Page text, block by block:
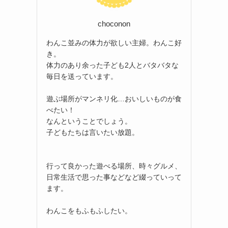
choconon
わんこ並みの体力が欲しい主婦。わんこ好
き。
体力のあり余った子ども2人とバタバタな
毎日を送っています。
遊ぶ場所がマンネリ化…おいしいものが食
べたい！
なんということでしょう。
子どもたちは言いたい放題。
行って良かった遊べる場所、時々グルメ、
日常生活で思った事などなど綴っていって
ます。
わんこをもふもふしたい。